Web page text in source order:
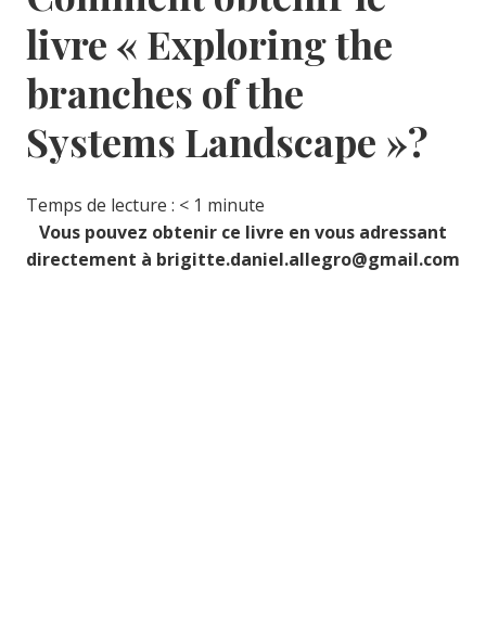
livre « Exploring the
branches of the
Systems Landscape »?
Temps de lecture : < 1 minute
Vous pouvez obtenir ce livre en vous adressant
directement à brigitte.daniel.allegro@gmail.com